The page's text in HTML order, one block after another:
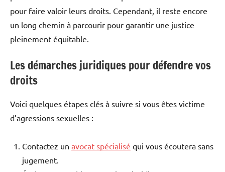
pour faire valoir leurs droits. Cependant, il reste encore
un long chemin à parcourir pour garantir une justice
pleinement équitable.
Les démarches juridiques pour défendre vos
droits
Voici quelques étapes clés à suivre si vous êtes victime
d’agressions sexuelles :
Contactez un avocat spécialisé qui vous écoutera sans
jugement.